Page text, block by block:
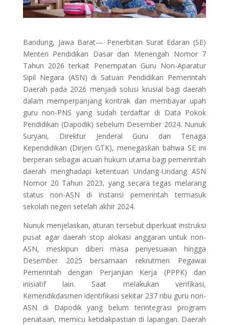
Bandung, Jawa Barat— Penerbitan Surat Edaran (SE)
Menteri Pendidikan Dasar dan Menengah Nomor 7
Tahun 2026 terkait Penempatan Guru Non-Aparatur
Sipil Negara (ASN) di Satuan Pendidikan Pemerintah
Daerah pada 2026 menjadi solusi krusial bagi daerah
dalam memperpanjang kontrak dan membayar upah
guru non-PNS yang sudah terdaftar di Data Pokok
Pendidikan (Dapodik) sebelum Desember 2024. Nunuk
Suryani, Direktur Jenderal Guru dan Tenaga
Kependidikan (Dirjen GTK), menegaskan bahwa SE ini
berperan sebagai acuan hukum utama bagi pemerintah
daerah menghadapi ketentuan Undang-Undang ASN
Nomor 20 Tahun 2023, yang secara tegas melarang
status non-ASN di instansi pemerintah termasuk
sekolah negeri setelah akhir 2024.
Nunuk menjelaskan, aturan tersebut diperkuat instruksi
pusat agar daerah stop alokasi anggaran untuk non-
ASN, meskipun diberi masa penyesuaian hingga
Desember 2025 bersamaan rekrutmen Pegawai
Pemerintah dengan Perjanjian Kerja (PPPK) dan
inisiatif lain. Saat melakukan verifikasi,
Kemendikdasmen identifikasi sekitar 237 ribu guru non-
ASN di Dapodik yang belum terintegrasi program
penataan, memicu ketidakpastian di lapangan. Daerah